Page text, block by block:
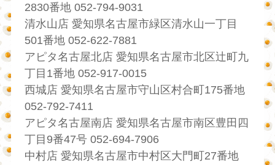
2830番地 052-794-9031
清水山店 愛知県名古屋市緑区清水山一丁目
501番地 052-622-7881
アピタ名古屋北店 愛知県名古屋市北区辻町九
丁目1番地 052-917-0015
西城店 愛知県名古屋市守山区村合町175番地
052-792-7411
アピタ名古屋南店 愛知県名古屋市南区豊田四
丁目9番47号 052-694-7906
中村店 愛知県名古屋市中村区大門町27番地